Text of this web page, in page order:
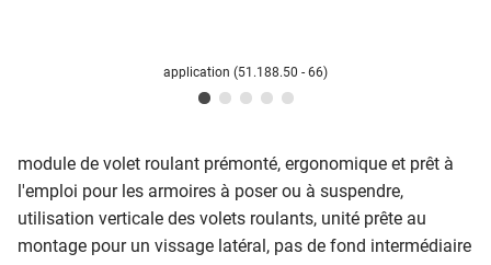
application (51.188.50 - 66)
module de volet roulant prémonté, ergonomique et prêt à
l'emploi pour les armoires à poser ou à suspendre,
utilisation verticale des volets roulants, unité prête au
montage pour un vissage latéral, pas de fond intermédiaire